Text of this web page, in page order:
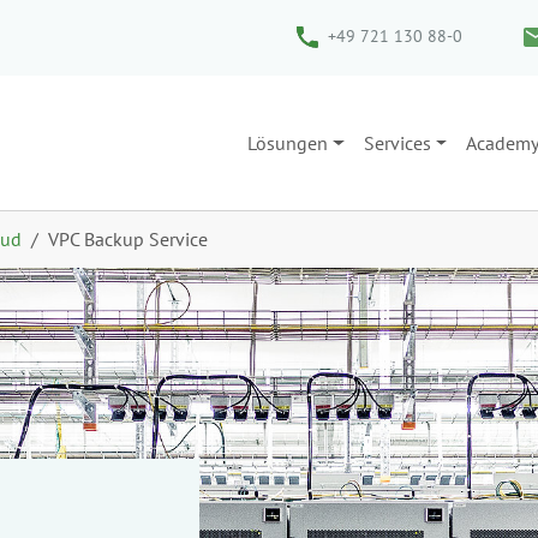
+49 721 130 88-0
Lösungen Services
VPC Backup Service